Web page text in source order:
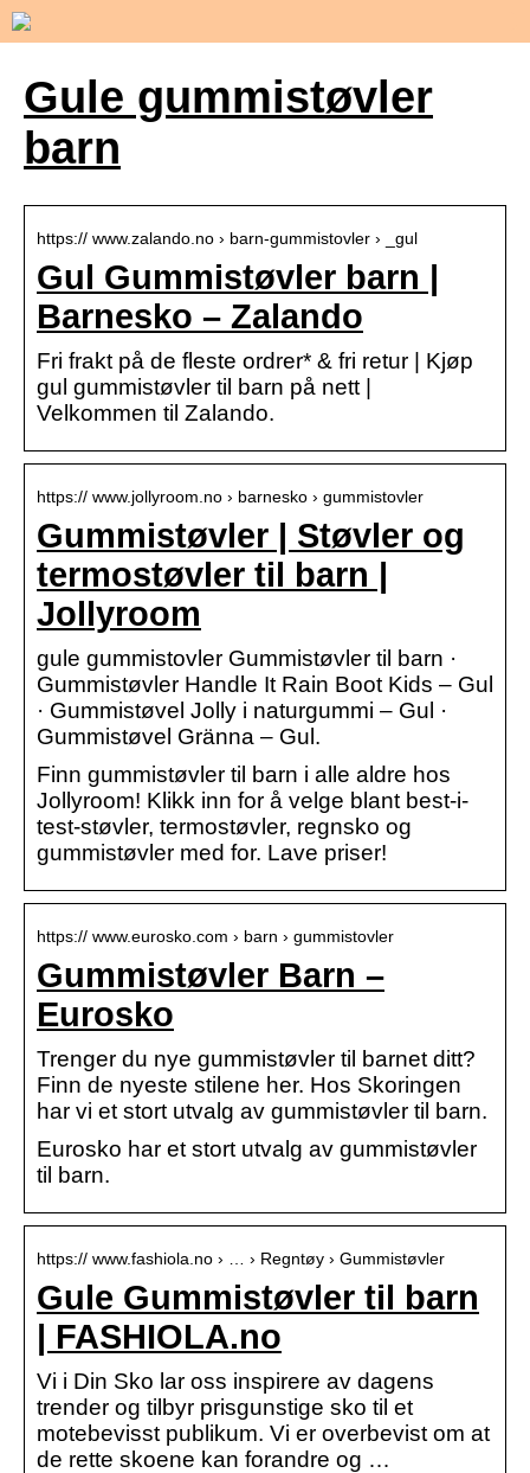
Gule gummistøvler
barn
https:// www.zalando.no › barn-gummistovler › _gul
Gul Gummistøvler barn |
Barnesko – Zalando
Fri frakt på de fleste ordrer* & fri retur | Kjøp
gul gummistøvler til barn på nett |
Velkommen til Zalando.
https:// www.jollyroom.no › barnesko › gummistovler
Gummistøvler | Støvler og
termostøvler til barn |
Jollyroom
gule gummistovler Gummistøvler til barn ·
Gummistøvler Handle It Rain Boot Kids – Gul
· Gummistøvel Jolly i naturgummi – Gul ·
Gummistøvel Gränna – Gul.
Finn gummistøvler til barn i alle aldre hos
Jollyroom! Klikk inn for å velge blant best-i-
test-støvler, termostøvler, regnsko og
gummistøvler med for. Lave priser!
https:// www.eurosko.com › barn › gummistovler
Gummistøvler Barn –
Eurosko
Trenger du nye gummistøvler til barnet ditt?
Finn de nyeste stilene her. Hos Skoringen
har vi et stort utvalg av gummistøvler til barn.
Eurosko har et stort utvalg av gummistøvler
til barn.
https:// www.fashiola.no › … › Regntøy › Gummistøvler
Gule Gummistøvler til barn
| FASHIOLA.no
Vi i Din Sko lar oss inspirere av dagens
trender og tilbyr prisgunstige sko til et
motebevisst publikum. Vi er overbevist om at
de rette skoene kan forandre og …